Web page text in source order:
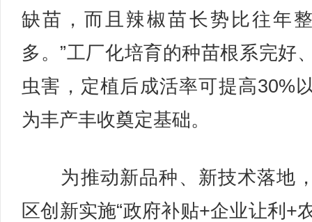
缺苗，而且辣椒苗长势比往年
多。”工厂化培育的种苗根系完好
虫害，定植后成活率可提高30%
为丰产丰收奠定基础。
为推动新品种、新技术落地
区创新实施“政府补贴+企业让利+